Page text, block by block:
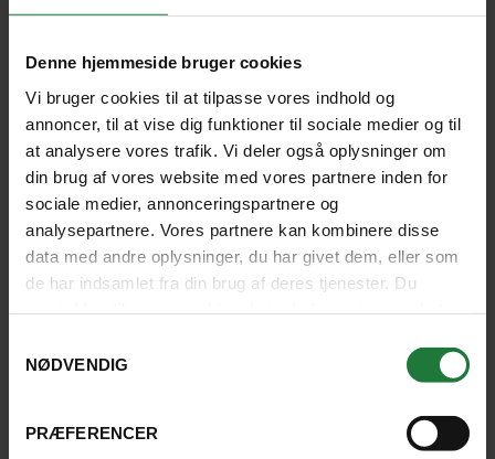
Denne hjemmeside bruger cookies
Vi bruger cookies til at tilpasse vores indhold og
annoncer, til at vise dig funktioner til sociale medier og til
at analysere vores trafik. Vi deler også oplysninger om
din brug af vores website med vores partnere inden for
sociale medier, annonceringspartnere og
analysepartnere. Vores partnere kan kombinere disse
data med andre oplysninger, du har givet dem, eller som
de har indsamlet fra din brug af deres tjenester. Du
NØDVENDIG
PRÆFERENCER
DELHI
+
Oplev det bedste af Delhis kultur og komfort i
dette elegante hotel, som ligger i byens
diplomatiske kvarter.
SE HOTEL